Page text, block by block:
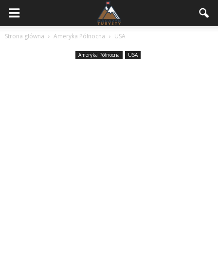
Strona główna Ameryka Północna USA
Ameryka Północna USA